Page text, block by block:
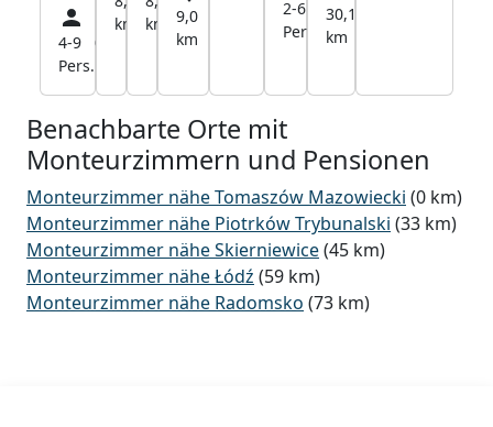
4-9
Pers.
0,2
km
km
9,0
km
2-6
Pers.
28,3
km
30,1
km
Benachbarte Orte mit
Monteurzimmern und Pensionen
Monteurzimmer nähe Tomaszów Mazowiecki (0 km)
Monteurzimmer nähe Piotrków Trybunalski (33 km)
Monteurzimmer nähe Skierniewice(45 km)
Monteurzimmer nähe Łódź (59 km)
Monteurzimmer nähe Radomsko (73 km)